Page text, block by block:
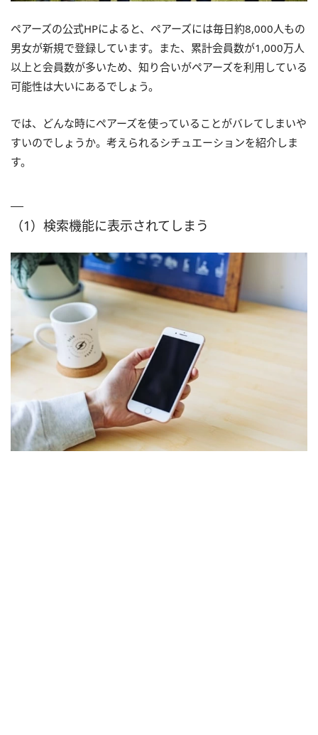
ペアーズの公式HPによると、ペアーズには毎日約8,000人もの
男女が新規で登録しています。また、累計会員数が1,000万人
以上と会員数が多いため、知り合いがペアーズを利用している
可能性は大いにあるでしょう。
では、どんな時にペアーズを使っていることがバレてしまいや
すいのでしょうか。考えられるシチュエーションを紹介しま
す。
（1）検索機能に表示されてしまう